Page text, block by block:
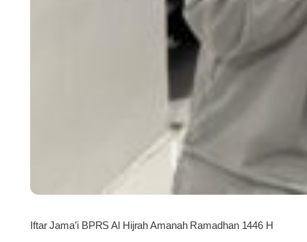
Iftar Jama’i BPRS Al Hijrah Amanah Ramadhan 1446 H